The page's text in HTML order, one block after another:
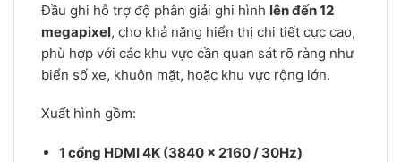
Đầu ghi hỗ trợ độ phân giải ghi hình lên đến 12
megapixel, cho khả năng hiển thị chi tiết cực cao,
phù hợp với các khu vực cần quan sát rõ ràng như
biển số xe, khuôn mặt, hoặc khu vực rộng lớn.
Xuất hình gồm:
1 cổng HDMI 4K (3840 × 2160 / 30Hz)